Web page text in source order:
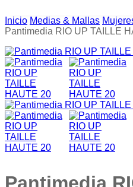
Inicio Medias & Mallas
Pantimedia RIO UP TAILLE
Pantimedia